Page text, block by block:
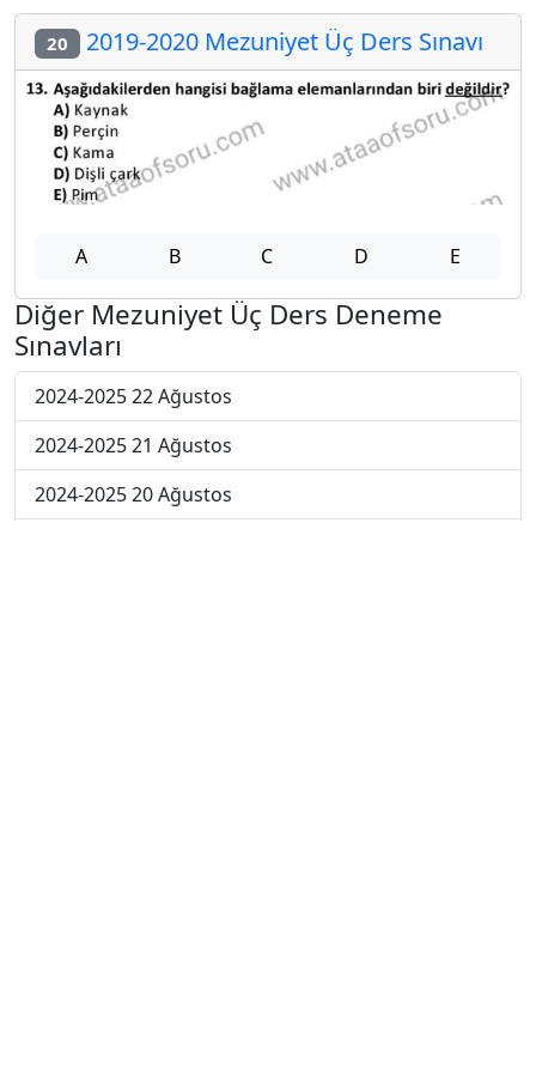
20 2019-2020 Mezuniyet Üç Ders Sınavı
A B C D E
Diğer Mezuniyet Üç Ders Deneme
Sınavları
2024-2025 22 Ağustos
2024-2025 21 Ağustos
2024-2025 20 Ağustos